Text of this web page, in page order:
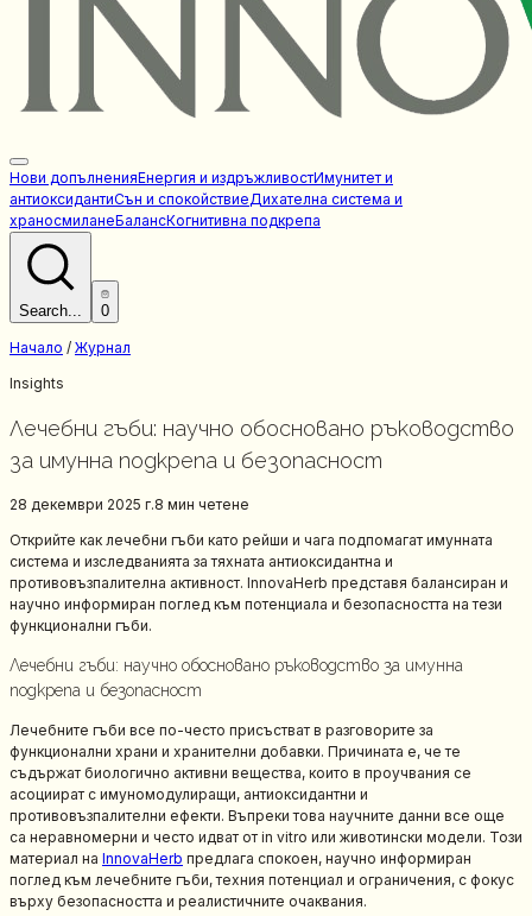
Нови допълненияЕнергия и издръжливостИмунитет и
антиоксидантиСън и спокойствиеДихателна система и
храносмиланеБалансКогнитивна подкрепа
Search... 0
Начало / Журнал
Insights
Лечебни гъби: научно обосновано ръководство
за имунна подкрепа и безопасност
28 декември 2025 г.8 мин четене
Открийте как лечебни гъби като рейши и чага подпомагат имунната
система и изследванията за тяхната антиоксидантна и
противовъзпалителна активност. InnovaHerb представя балансиран и
научно информиран поглед към потенциала и безопасността на тези
функционални гъби.
Лечебни гъби: научно обосновано ръководство за имунна
подкрепа и безопасност
Лечебните гъби все по-често присъстват в разговорите за
функционални храни и хранителни добавки. Причината е, че те
съдържат биологично активни вещества, които в проучвания се
асоциират с имуномодулиращи, антиоксидантни и
противовъзпалителни ефекти. Въпреки това научните данни все още
са неравномерни и често идват от in vitro или животински модели. Този
материал на InnovaHerb предлага спокоен, научно информиран
поглед към лечебните гъби, техния потенциал и ограничения, с фокус
върху безопасността и реалистичните очаквания.